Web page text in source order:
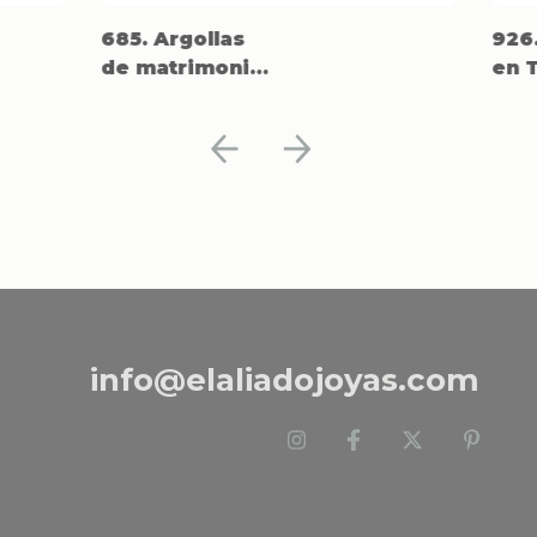
685. Argollas
de matrimonio
en
info@elaliadojoyas.com